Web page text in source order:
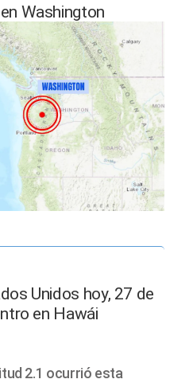
Washington
Unidos hoy, 27 de
en Hawái
2.1 ocurrió esta